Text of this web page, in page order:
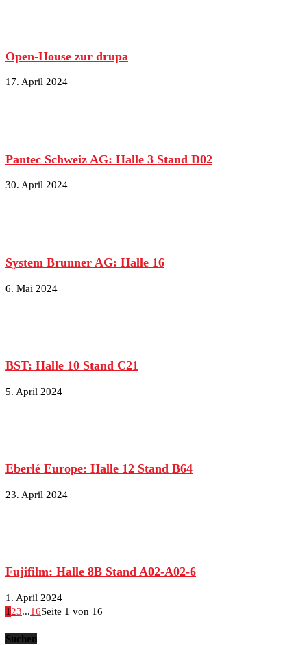
Open-House zur drupa
17. April 2024
Pantec Schweiz AG: Halle 3 Stand D02
30. April 2024
System Brunner AG: Halle 16
6. Mai 2024
BST: Halle 10 Stand C21
5. April 2024
Eberlé Europe: Halle 12 Stand B64
23. April 2024
Fujifilm: Halle 8B Stand A02-A02-6
1. April 2024
1 23...16Seite 1 von 16
Suchen